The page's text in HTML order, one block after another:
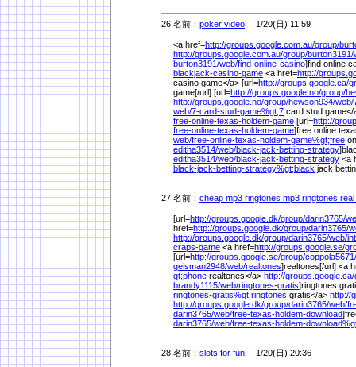
26 名前： poker video 1/20(日) 11:59
<a href=http://groups.google.com.au/group/
http://groups.google.com.au/group/burton3191/
burton3191/web/find-online-casino]find online
blackjack-casino-game <a href=http://
casino game</a> [url=http://groups.google.ca/
game[/url] [url=http://groups.google.no/group/
http://groups.google.no/group/hewson934/web/
web/7-card-stud-game%gt;7 card stud
free-online-texas-holdem-game [url=http://
free-online-texas-holdem-game]free online
web/free-online-texas-holdem-game%gt;free
editha3514/web/black-jack-betting-strategy
editha3514/web/black-jack-betting-strategy <a
black-jack-betting-strategy%gt;black jack
27 名前： cheap mp3 ringtones mp3 ringtones
[url=http://groups.google.dk/group/darin3765/
href=http://groups.google.dk/group/darin3765/
http://groups.google.dk/group/darin3765/web/
craps-game <a href=http://groups.google.se/
[url=http://groups.google.se/group/coppola5671/
geisman2948/web/realtones]realtones[/url] <a
gt;phone realtones</a> http://groups.google.ca/
brandy1115/web/ringtones-gratis]ringtones
ringtones-gratis%gt;ringtones gratis</a> http://
http://groups.google.dk/group/darin3765/web/
darin3765/web/free-texas-holdem-download
darin3765/web/free-texas-holdem-download%
28 名前： slots for fun 1/20(日) 20:36